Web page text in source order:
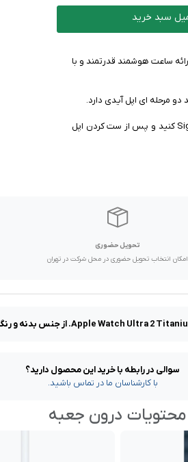
سبد خرید
است اپل با ارائه ساعت هوشمند قدرتمند و با
✅ راهکار : قبل از ست کردن اپل واچ بر روی آیفون ابتدا Apple ID را از گوشی Sign Out کنید و پس از ست کردن اپل
تحویل حضوری
امکان انتخاب تحویل حضوری در محل شرکت در تهران
سوالی در رابطه با خرید این محصول دارید؟
با کارشناسان ما در تماس باشید.
محتویات درون جعبه